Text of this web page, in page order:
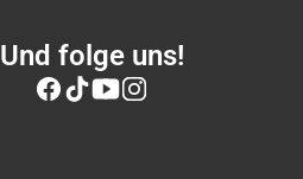
Und folge uns!